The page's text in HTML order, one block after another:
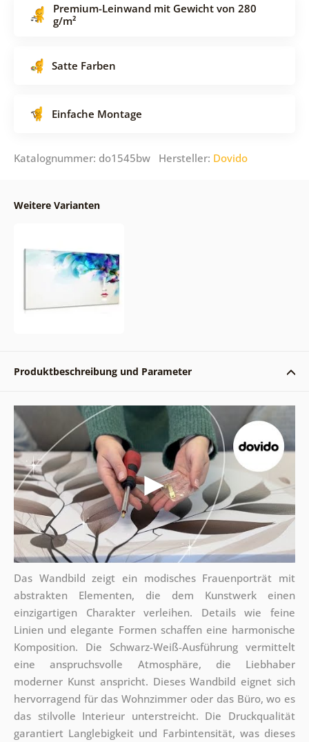
Premium-Leinwand mit Gewicht von 280
g/m²
Satte Farben
Einfache Montage
Katalognummer: do1545bw Hersteller: Dovido
Weitere Varianten
Produktbeschreibung und Parameter
Das Wandbild zeigt ein modisches Frauenporträt mit
abstrakten Elementen, die dem Kunstwerk einen
einzigartigen Charakter verleihen. Details wie feine
Linien und elegante Formen schaffen eine harmonische
Komposition. Die Schwarz-Weiß-Ausführung vermittelt
eine anspruchsvolle Atmosphäre, die Liebhaber
moderner Kunst anspricht. Dieses Wandbild eignet sich
hervorragend für das Wohnzimmer oder das Büro, wo es
das stilvolle Interieur unterstreicht. Die Druckqualität
garantiert Langlebigkeit und Farbintensität, was dieses